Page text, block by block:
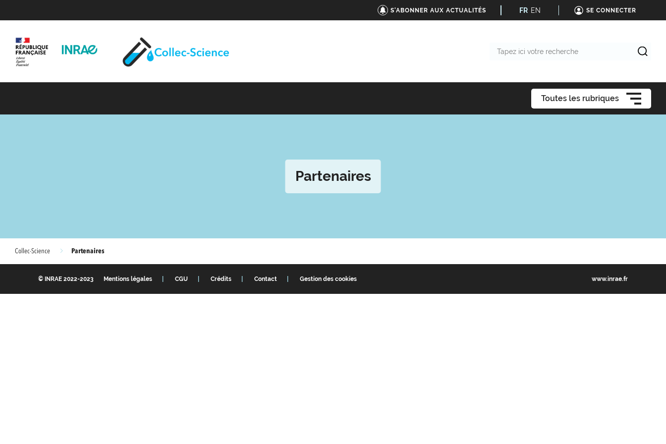
S'ABONNER AUX ACTUALITÉS FR EN SE CONNECTER
Toutes les rubriques
Partenaires
Collec-Science Partenaires
© INRAE 2022-2023 Mentions légales CGU Crédits Contact Gestion des cookies www.inrae.fr